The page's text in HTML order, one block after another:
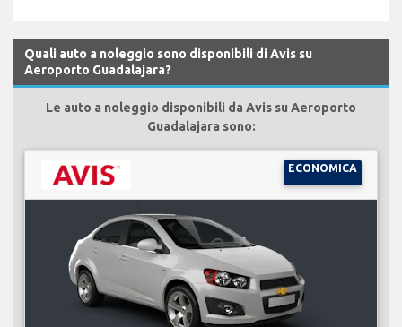
Quali auto a noleggio sono disponibili di Avis su
Aeroporto Guadalajara?
Le auto a noleggio disponibili da Avis su Aeroporto
Guadalajara sono:
ECONOMICA